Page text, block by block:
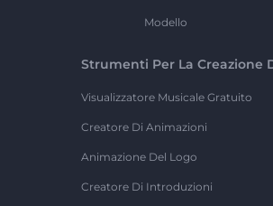
Modello
Strumenti Per La Creazione
Visualizzatore Musicale Gratuito
Creatore Di Animazioni
Animazione Del Logo
Creatore Di Introduzioni